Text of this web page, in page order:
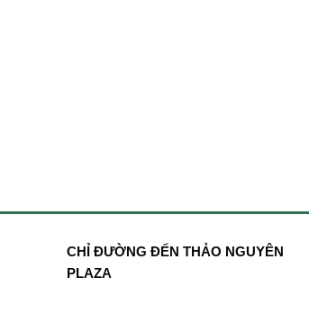
CHỈ ĐƯỜNG ĐẾN THẢO NGUYÊN
PLAZA